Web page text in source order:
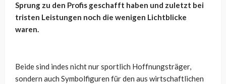
Sprung zu den Profis geschafft haben und zuletzt bei
tristen Leistungen noch die wenigen Lichtblicke
waren.
Beide sind indes nicht nur sportlich Hoffnungsträger,
sondern auch Symbolfiguren für den aus wirtschaftlichen